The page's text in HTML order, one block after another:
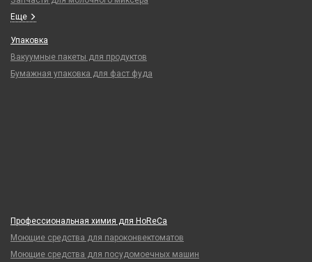
Еще
Упаковка
Вакуумные пакеты для продуктов
Бумажная упаковка для фаст фуда
Профессиональная химия для HoReCa
Моющие средства для пароконвектоматов
Моющие средства для посудомоечных машин